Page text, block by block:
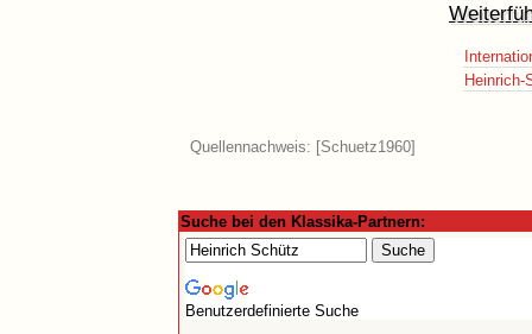
Quellennachweis: [Schuetz1960]
Suche bei den Klassika-Partnern:
Benutzerdefinierte Suche